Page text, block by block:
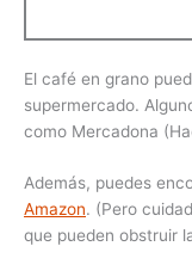
El café en grano
supermercado.
como Mercadona
Además, puedes
Amazon. (Pero
que pueden obstruir